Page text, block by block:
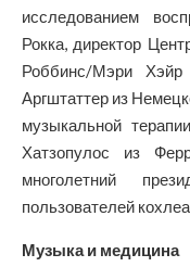
исследованием
Рокка, директор
Роббинс/Мэри Хэйр
Аргштаттер из
музыкальной
Хатзопулос из
многолетний
пользователей
Музыка и медицина